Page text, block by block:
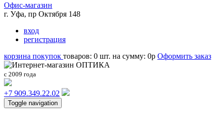
Офис-магазин
г. Уфа, пр Октября 148
вход
регистрация
корзина покупок товаров: 0 шт. на сумму: 0p Оформить заказ
с 2009 года
+7 909.349.22.02
Toggle navigation